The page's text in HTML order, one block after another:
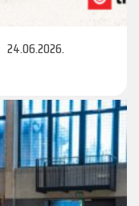
24.06.2026.